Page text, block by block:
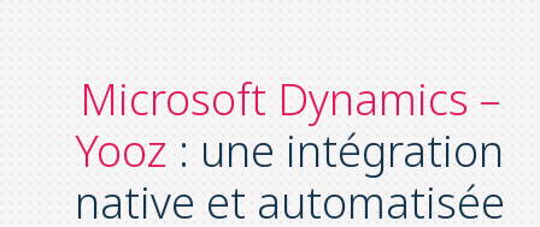
Microsoft Dynamics –
Yooz : une intégration
native et automatisée